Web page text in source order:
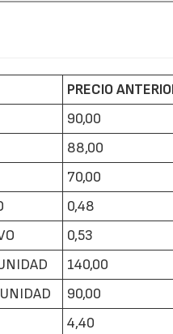
PRECIO
90,00
88,00
70,00
0,48
0,53
140,00
90,00
4,40